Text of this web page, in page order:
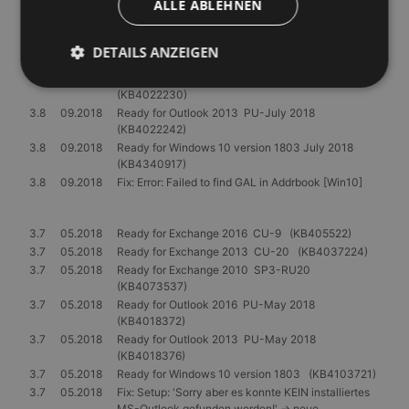
Ready for Exchange 2016 CU-10 (KB4099852)
Ready for Exchange 2013 CU-21 (KB4099855)
09.2018
(KB4073537)
3.8
(KB4022230)
3.8
09.2018
Ready for Outlook 2013 PU-July 2018
(KB4022242)
3.8
09.2018
Ready for Windows 10 version 1803 July 2018
(KB4340917)
3.8
09.2018 Fix: Error: Failed to find GAL in Addrbook [Win10]
3.7 05.2018
Ready for Exchange 2016 CU-9 (KB405522)
3.7
05.2018
Ready for Exchange 2013 CU-20 (KB4037224)
3.7
05.2018
Ready for Exchange 2010 SP3-RU20
(KB4073537)
3.7
05.2018
Ready for Outlook 2016 PU-May 2018
(KB4018372)
3.7
05.2018
Ready for Outlook 2013 PU-May 2018
(KB4018376)
3.7
05.2018
Ready for Windows 10 version 1803 (KB4103721)
3.7
05.2018
Fix: Setup: 'Sorry aber es konnte KEIN installiertes
ALLE ABLEHNEN
DETAILS ANZEIGEN
Unbedingt erforderlich
Performance
Targeting
Unklassifizierte
Unbedingt erforderliche Cookies ermöglichen
Ohne die unbedingt erforderlichen Cookies kann die
Website nicht ordnungsgemäß verwendet werden.
Name
Anbieter/
Ablaufdatum
PHPSESSID
PHP.net
Session
die zum